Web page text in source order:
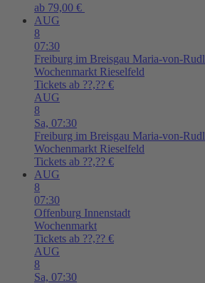
ab 79,00 €
AUG
8
07:30
Freiburg im Breisgau Maria-von-
Wochenmarkt Rieselfeld
Tickets ab ??,?? €
AUG
8
Sa, 07:30
Freiburg im Breisgau Maria-von-
Wochenmarkt Rieselfeld
Tickets ab ??,?? €
AUG
8
07:30
Offenburg Innenstadt
Wochenmarkt
Tickets ab ??,?? €
AUG
8
Sa, 07:30